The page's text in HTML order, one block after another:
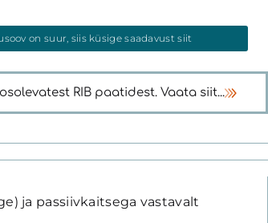
on suur, siis küsige saadavust siit
RIB paatidest. Vaata siit...
ja passiivkaitsega vastavalt